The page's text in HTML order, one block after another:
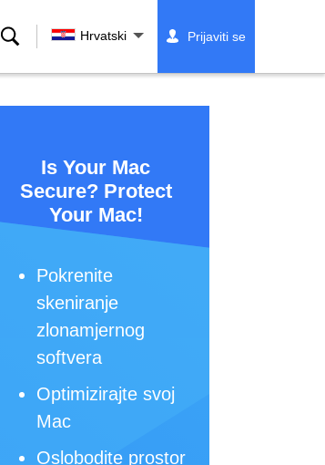
Traži Hrvatski Prijaviti se
Is Your Mac
Secure? Protect
Your Mac!
Pokrenite
skeniranje
zlonamjernog
softvera
Optimizirajte svoj
Mac
Oslobodite prostor